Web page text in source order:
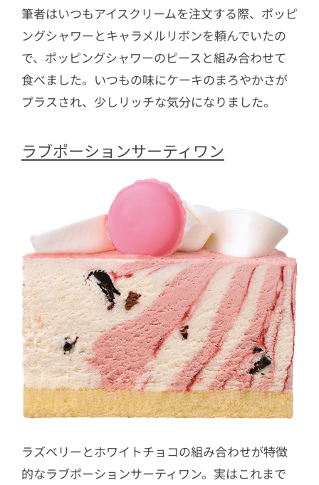
筆者はいつもアイスクリームを注文する際、ポッピ
ングシャワーとキャラメルリボンを頼んでいたの
で、ポッピングシャワーのピースと組み合わせて
食べました。いつもの味にケーキのまろやかさが
プラスされ、少しリッチな気分になりました。
ラブポーションサーティワン
ラズベリーとホワイトチョコの組み合わせが特徴
的なラブポーションサーティワン。実はこれまで